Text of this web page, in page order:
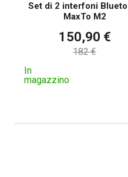
Set di 2 interfoni
MaxTo M2
150,90 €
182 €
In
magazzino